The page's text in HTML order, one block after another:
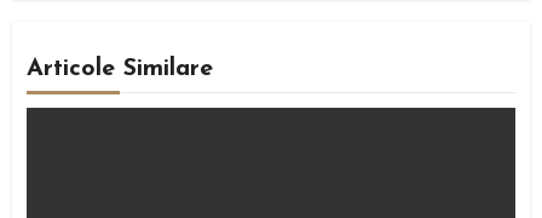
Articole Similare